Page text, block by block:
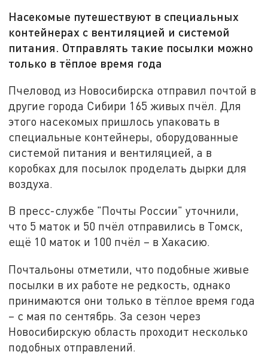
Насекомые путешествуют в специальных
контейнерах с вентиляцией и системой
питания. Отправлять такие посылки можно
только в тёплое время года
Пчеловод из Новосибирска отправил почтой в
другие города Сибири 165 живых пчёл. Для
этого насекомых пришлось упаковать в
специальные контейнеры, оборудованные
системой питания и вентиляцией, а в
коробках для посылок проделать дырки для
воздуха.
В пресс-службе "Почты России" уточнили,
что 5 маток и 50 пчёл отправились в Томск,
ещё 10 маток и 100 пчёл – в Хакасию.
Почтальоны отметили, что подобные живые
посылки в их работе не редкость, однако
принимаются они только в тёплое время года
– с мая по сентябрь. За сезон через
Новосибирскую область проходит несколько
подобных отправлений.